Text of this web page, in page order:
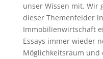
unser Wissen mit. Wir
dieser Themenfelder
Immobilienwirtschaft
Essays immer wieder
Möglichkeitsraum und